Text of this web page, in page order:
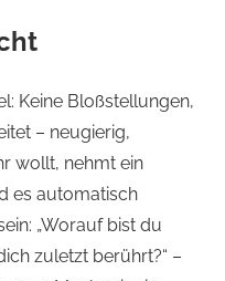
Keine Bloßstellungen,
– neugierig,
wollt, nehmt ein
es automatisch
„Worauf bist du
zuletzt berührt?“ –